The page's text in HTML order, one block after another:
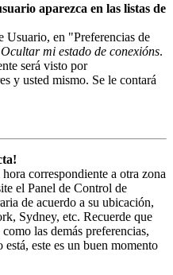
aparezca en las listas de
Usuario, en "Preferencias de
Ocultar mi estado de conexións.
será visto por
y usted mismo. Se le contará
correspondiente a otra zona
el Panel de Control de
de acuerdo a su ubicación,
Sydney, etc. Recuerde que
las demás preferencias,
este es un buen momento